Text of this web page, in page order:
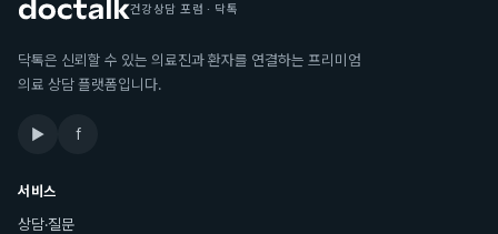
건강상담 포럼 · 닥톡
닥톡은 신뢰할 수 있는 의료진과 환자를 연결하는 프리미엄
의료 상담 플랫폼입니다.
▶ f
서비스
상담·질문